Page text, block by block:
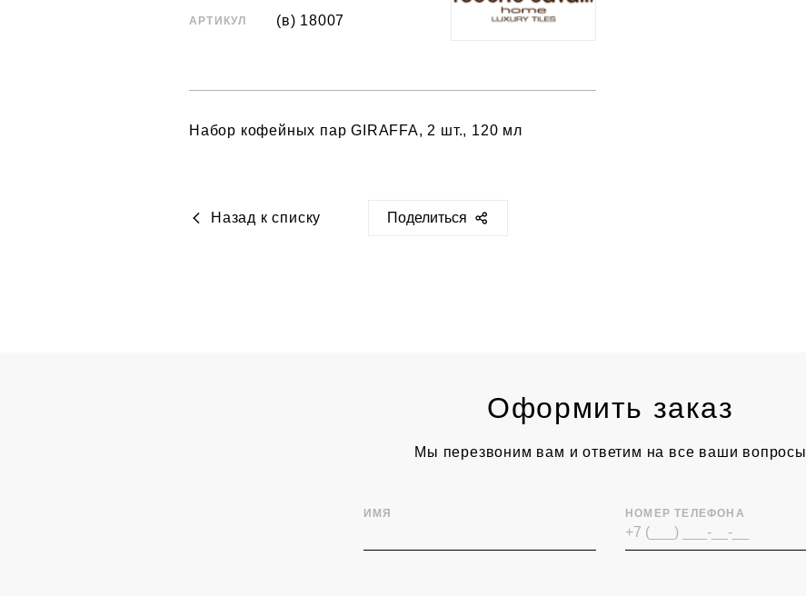
АРТИКУЛ (в) 18007
Набор кофейных пар GIRAFFA, 2 шт., 120 мл
Назад к списку
https://sclassic.ru/catalog/posuda/servizy/18007/
Поделиться
Оформить заказ
Мы перезвоним вам и ответим на все ваши вопросы
ИМЯ НОМЕР ТЕЛЕФОНА